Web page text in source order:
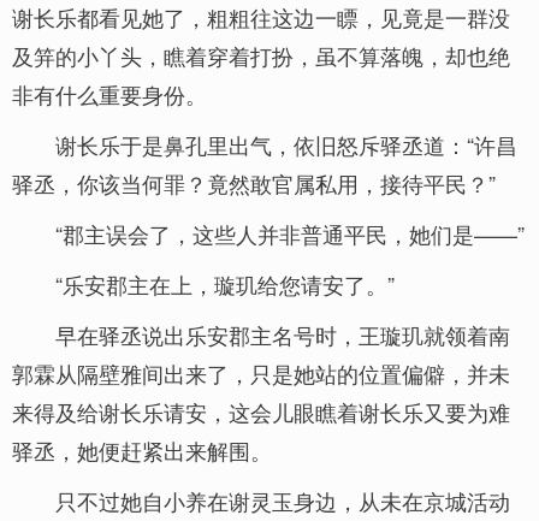
谢长乐都看见她了，粗粗往这边一瞟，见竟是一群没
及笄的小丫头，瞧着穿着打扮，虽不算落魄，却也绝
非有什么重要身份。
谢长乐于是鼻孔里出气，依旧怒斥驿丞道：“许昌
驿丞，你该当何罪？竟然敢官属私用，接待平民？”
“郡主误会了，这些人并非普通平民，她们是——”
“乐安郡主在上，璇玑给您请安了。”
早在驿丞说出乐安郡主名号时，王璇玑就领着南
郭霖从隔壁雅间出来了，只是她站的位置偏僻，并未
来得及给谢长乐请安，这会儿眼瞧着谢长乐又要为难
驿丞，她便赶紧出来解围。
只不过她自小养在谢灵玉身边，从未在京城活动